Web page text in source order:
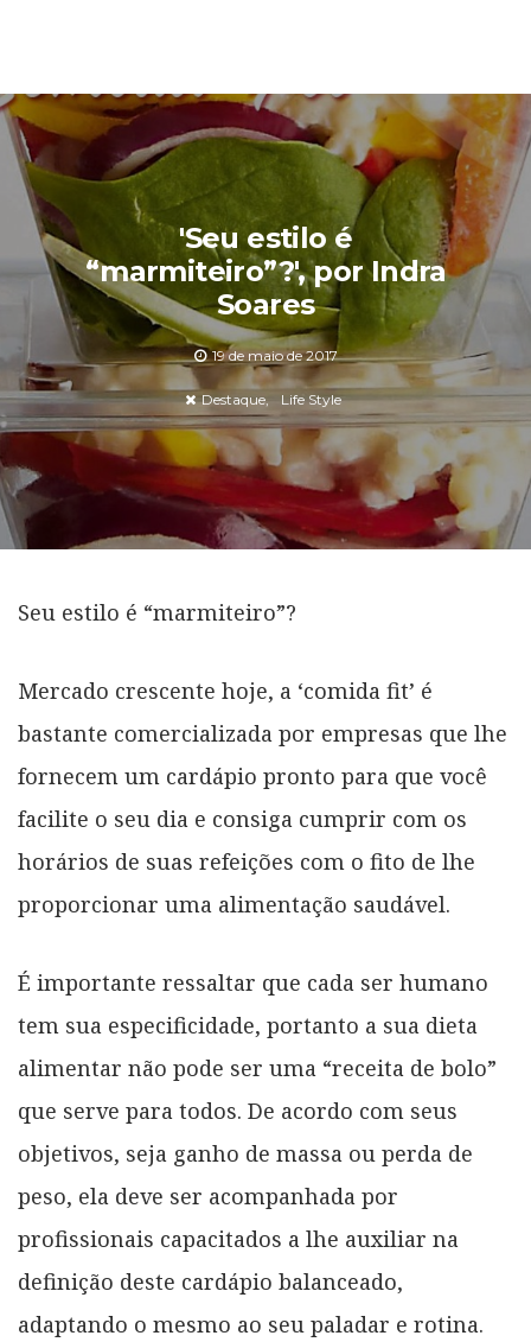
'Seu estilo é
“marmiteiro”?', por Indra
Soares
19 de maio de 2017
Destaque Life Style
Seu estilo é “marmiteiro”?
Mercado crescente hoje, a ‘comida fit’ é
bastante comercializada por empresas que lhe
fornecem um cardápio pronto para que você
facilite o seu dia e consiga cumprir com os
horários de suas refeições com o fito de lhe
proporcionar uma alimentação saudável.
É importante ressaltar que cada ser humano
tem sua especificidade, portanto a sua dieta
alimentar não pode ser uma “receita de bolo”
que serve para todos. De acordo com seus
objetivos, seja ganho de massa ou perda de
peso, ela deve ser acompanhada por
profissionais capacitados a lhe auxiliar na
definição deste cardápio balanceado,
adaptando o mesmo ao seu paladar e rotina.